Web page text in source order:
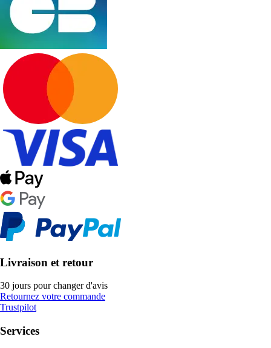
Livraison et retour
30 jours pour changer d'avis
Retournez votre commande
Trustpilot
Services